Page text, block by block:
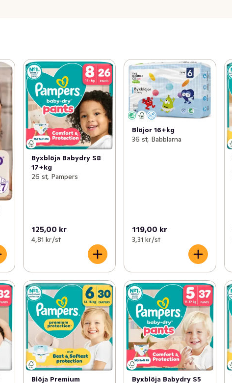
Byxblöja Babydry S8
17+kg
26 st, Pampers
125,00 kr
4,81 kr /st
Blöjor 16+kg
36 st, Babblarna
119,00 kr
3,31 kr /st
Blöja Premium
Byxblöja Babydry S5